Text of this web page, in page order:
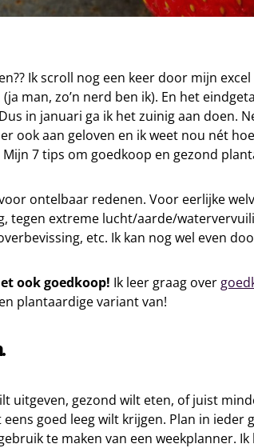
Ik scroll nog een keer door mijn
man, zo’n nerd ben ik). En het
in januari ga ik het zuinig aan doen.
ook aan geloven en ik weet nou nét
7 tips om goedkoop en gezond
ontelbaar redenen. Voor eerlijke
tegen extreme lucht/aarde/
etc. Ik kan nog wel even
ook goedkoop! Ik leer graag over
plantaardige variant van!
uitgeven, gezond wilt eten, of juist
goed leeg wilt krijgen. Plan in ieder
te maken van een weekplanner.